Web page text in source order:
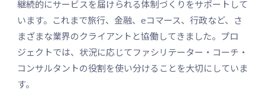
継続的にサービスを届けられる体制づくりをサポートして
います。これまで旅行、金融、eコマース、行政など、さ
まざまな業界のクライアントと協働してきました。プロ
ジェクトでは、状況に応じてファシリテーター・コーチ・
コンサルタントの役割を使い分けることを大切にしていま
す。